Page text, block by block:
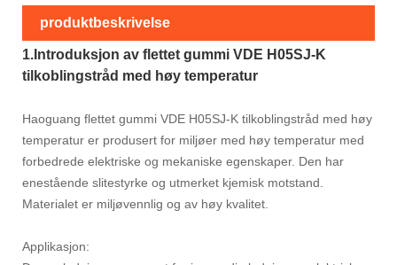
produktbeskrivelse
1.Introduksjon av flettet gummi VDE H05SJ-K
tilkoblingstråd med høy temperatur
Haoguang flettet gummi VDE H05SJ-K tilkoblingstråd med høy
temperatur er produsert for miljøer med høy temperatur med
forbedrede elektriske og mekaniske egenskaper. Den har
enestående slitestyrke og utmerket kjemisk motstand.
Materialet er miljøvennlig og av høy kvalitet.
Applikasjon: